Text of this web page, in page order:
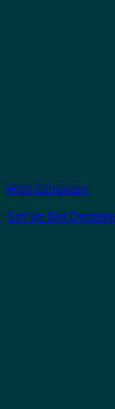
Hızlı Görünüm
Sırt Ve Bel